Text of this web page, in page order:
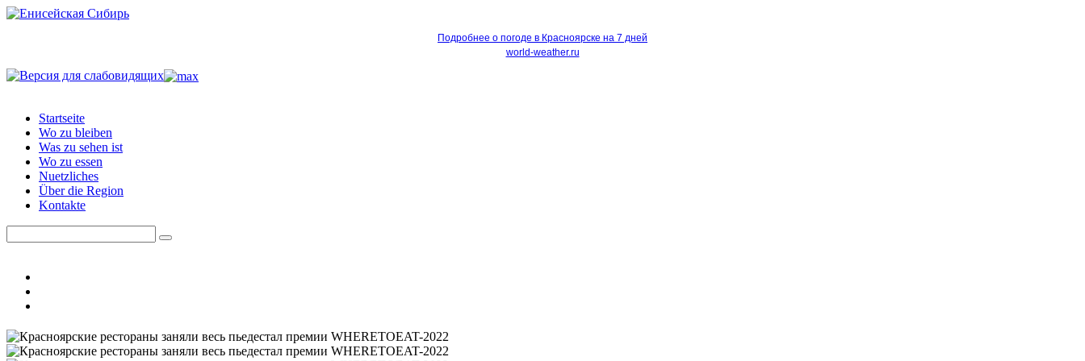
Подробнее о погоде в Красноярске на 7 дней
world-weather.ru
Startseite
Wo zu bleiben
Was zu sehen ist
Wo zu essen
Nuetzliches
Über die Region
Kontakte